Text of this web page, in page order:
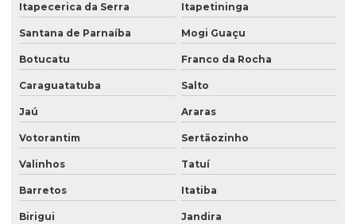
Empresa de zeladoria e portaria
Empresas de limpeza zeladoria
Empresas de portaria virtual
Facilities condominio
Facilities limpeza
Facilities serviços
Facilities terceirização
Itapecerica da Serra Itapetininga
Santana de Parnaíba Mogi Guaçu
Botucatu Franco da Rocha
Caraguatatuba Salto
Jaú Araras
Votorantim Sertãozinho
Valinhos Tatuí
Barretos Itatiba
Birigui Jandira